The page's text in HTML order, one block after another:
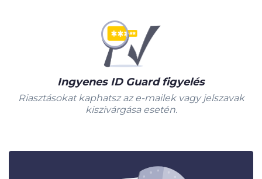
Ingyenes ID Guard figyelés
Riasztásokat kaphatsz az e-mailek vagy jelszavak
kiszivárgása esetén.